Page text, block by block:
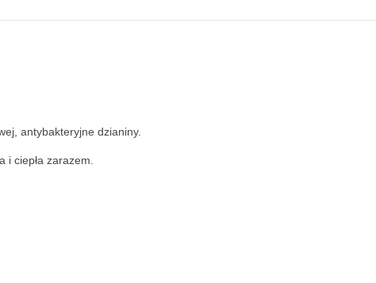
antybakteryjne dzianiny.
i ciepła zarazem.